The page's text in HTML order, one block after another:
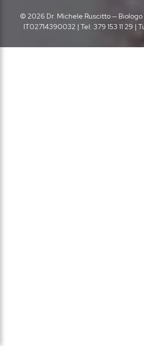
© 2026 Dr. Michele Ruscitto — Biologo
IT02714390032 | Tel: 379 153 11 29 |